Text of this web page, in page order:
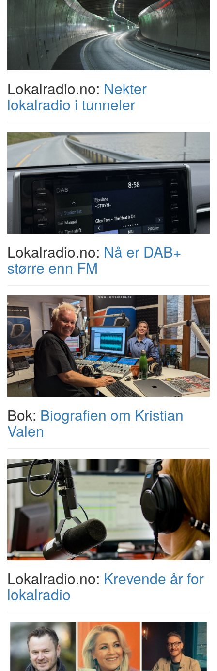
Lokalradio.no: Nekter
lokalradio i tunneler
Lokalradio.no: Nå er DAB+
større enn FM
Bok: Biografien om Kristian
Valen
Lokalradio.no: Krevende år for
lokalradio